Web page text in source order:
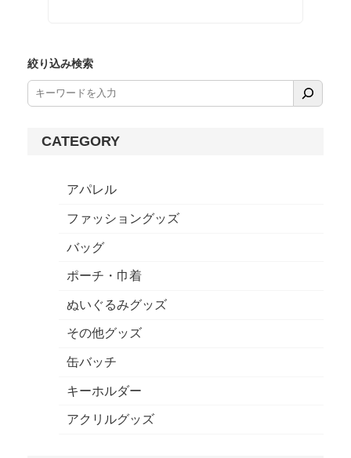
絞り込み検索
CATEGORY
アパレル
ファッショングッズ
バッグ
ポーチ・巾着
ぬいぐるみグッズ
その他グッズ
缶バッチ
キーホルダー
アクリルグッズ